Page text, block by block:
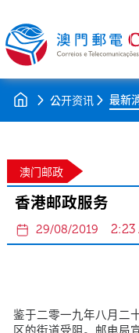
公开资讯 最新
澳门邮政
香港邮政服务
29/08/2019 2:23
鉴于二零一九年八月二
区的街道受阻。邮电局